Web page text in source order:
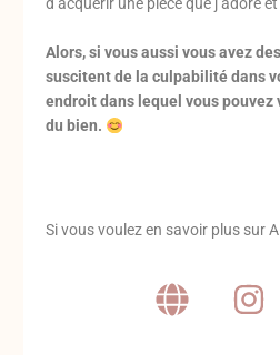
d’acquérir une pièce que j’adore
Alors, si vous aussi vous avez
suscitent de la culpabilité dans
endroit dans lequel vous
du bien.
Si vous voulez en savoir plus sur
G
l
I
n